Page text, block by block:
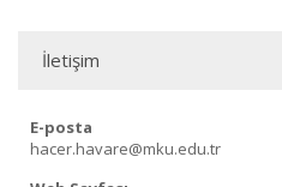
İletişim
E-posta
hacer.havare@mku.edu.tr